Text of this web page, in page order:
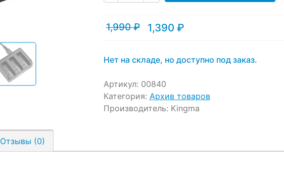
1,990₽
Первоначальная
1,990 ₽.
1,390 ₽
Текущая
Нет на складе, но доступно под заказ.
Артикул: 00840
Категория: Архив товаров
Производитель: Kingma
Отзывы (0)